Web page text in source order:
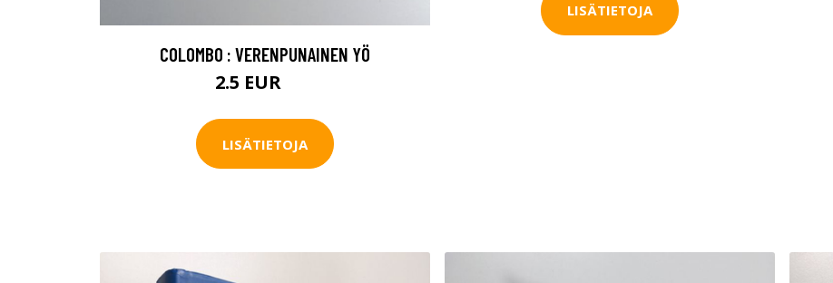
COLOMBO : VERENPUNAINEN YÖ
2.5 EUR
LISÄTIETOJA
LISÄTIETOJA